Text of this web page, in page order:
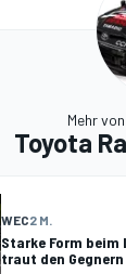
Mehr von
Toyota
WEC2 M.
Starke Form
traut den